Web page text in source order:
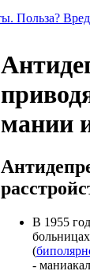
мании
В 1955
(
-